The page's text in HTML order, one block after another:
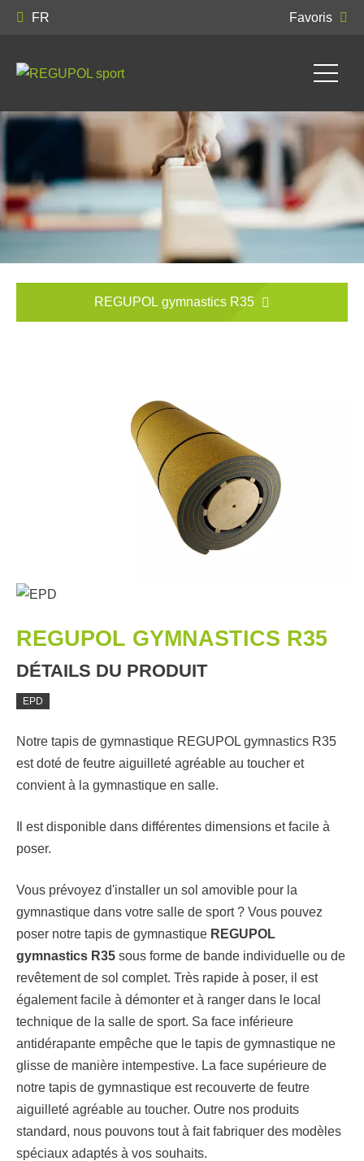
FR Favoris
REGUPOL gymnastics R35
REGUPOL GYMNASTICS R35
DÉTAILS DU PRODUIT
EPD
Notre tapis de gymnastique REGUPOL gymnastics R35
est doté de feutre aiguilleté agréable au toucher et
convient à la gymnastique en salle.
Il est disponible dans différentes dimensions et facile à
poser.
Vous prévoyez d'installer un sol amovible pour la
gymnastique dans votre salle de sport ? Vous pouvez
poser notre tapis de gymnastique REGUPOL
gymnastics R35 sous forme de bande individuelle ou de
revêtement de sol complet. Très rapide à poser, il est
également facile à démonter et à ranger dans le local
technique de la salle de sport. Sa face inférieure
antidérapante empêche que le tapis de gymnastique ne
glisse de manière intempestive. La face supérieure de
notre tapis de gymnastique est recouverte de feutre
aiguilleté agréable au toucher. Outre nos produits
standard, nous pouvons tout à fait fabriquer des modèles
spéciaux adaptés à vos souhaits.